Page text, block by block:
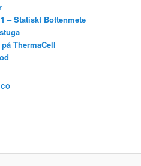
– Statiskt Bottenmete
ThermaCell